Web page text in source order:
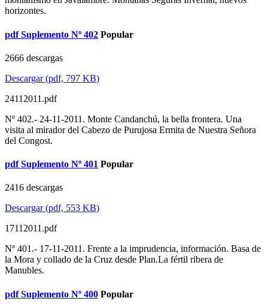
horizontes.
pdf Suplemento Nº 402 Popular
2666 descargas
Descargar(pdf, 797 KB)
24112011.pdf
Nº 402.- 24-11-2011. Monte Candanchú, la bella frontera. Una
visita al mirador del Cabezo de Purujosa Ermita de Nuestra Señora
del Congost.
pdf Suplemento Nº 401 Popular
2416 descargas
Descargar(pdf, 553 KB)
17112011.pdf
Nº 401.- 17-11-2011. Frente a la imprudencia, información. Basa de
la Mora y collado de la Cruz desde Plan.La fértil ribera de
Manubles.
pdf Suplemento Nº 400 Popular